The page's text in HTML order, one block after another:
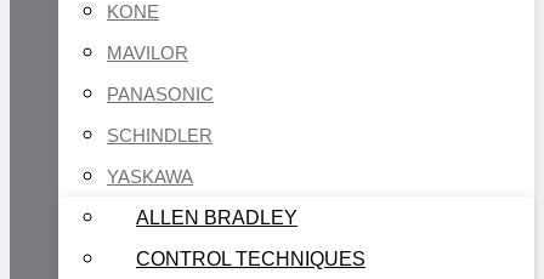
KONE
MAVILOR
PANASONIC
SCHINDLER
YASKAWA
ALLEN BRADLEY
CONTROL TECHNIQUES